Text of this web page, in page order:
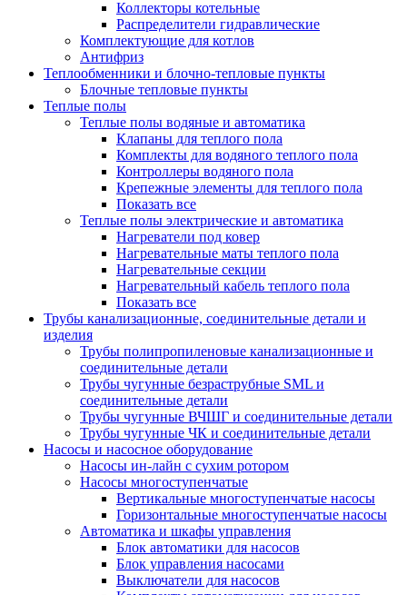
Коллекторы котельные
Распределители гидравлические
Комплектующие для котлов
Антифриз
Теплообменники и блочно-тепловые пункты
Блочные тепловые пункты
Теплые полы
Теплые полы водяные и автоматика
Клапаны для теплого пола
Комплекты для водяного теплого пола
Контроллеры водяного пола
Крепежные элементы для теплого пола
Показать все
Теплые полы электрические и автоматика
Нагреватели под ковер
Нагревательные маты теплого пола
Нагревательные секции
Нагревательный кабель теплого пола
Показать все
Трубы канализационные, соединительные детали и
изделия
Трубы полипропиленовые канализационные и
соединительные детали
Трубы чугунные безраструбные SML и
соединительные детали
Трубы чугунные ВЧШГ и соединительные детали
Трубы чугунные ЧК и соединительные детали
Насосы и насосное оборудование
Насосы ин-лайн с сухим ротором
Насосы многоступенчатые
Вертикальные многоступенчатые насосы
Горизонтальные многоступенчатые насосы
Автоматика и шкафы управления
Блок автоматики для насосов
Блок управления насосами
Выключатели для насосов